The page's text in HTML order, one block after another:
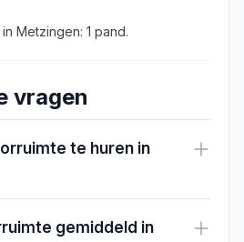
Metzingen: 1 pand.
vragen
te huren in
gemiddeld in